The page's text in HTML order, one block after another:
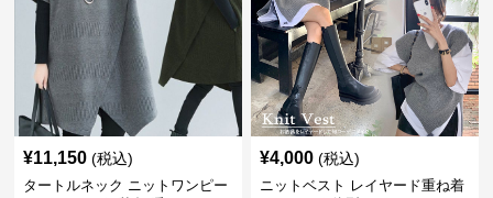
¥11,150 (税込)
タートルネック ニットワンピー
¥4,000 (税込)
ニットベスト レイヤード重ね着